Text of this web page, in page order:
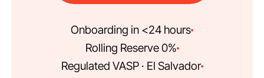
Onboarding in <24 hours
0% Rolling Reserve
Regulated VASP · El Salvador